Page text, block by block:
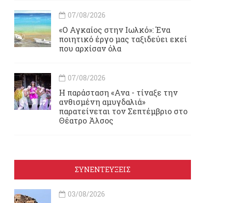
07/08/2026
«Ο Αγκαίος στην Ιωλκό»: Ένα
ποιητικό έργο μας ταξιδεύει εκεί
που αρχίσαν όλα
07/08/2026
Η παράσταση «Ανα - τίναξε την
ανθισμένη αμυγδαλιά»
παρατείνεται τον Σεπτέμβριο στο
Θέατρο Άλσος
ΣΥΝΕΝΤΕΥΞΕΙΣ
03/08/2026